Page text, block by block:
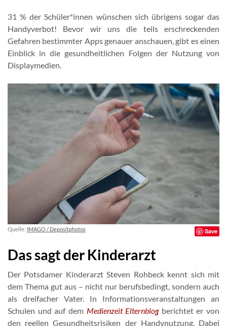
31 % der Schüler*innen wünschen sich übrigens sogar das
Handyverbot! Bevor wir uns die teils erschreckenden
Gefahren bestimmter Apps genauer anschauen, gibt es einen
Einblick in die gesundheitlichen Folgen der Nutzung von
Displaymedien.
Quelle: IMAGO / Depositphotos Save
Das sagt der Kinderarzt
Der Potsdamer Kinderarzt Steven Rohbeck kennt sich mit
dem Thema gut aus – nicht nur berufsbedingt, sondern auch
als dreifacher Vater. In Informationsveranstaltungen an
Schulen und auf dem Medienzeit Elternblogberichtet er von
den reellen Gesundheitsrisiken der Handynutzung. Dabei